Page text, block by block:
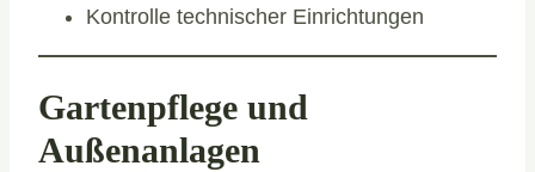
Kontrolle technischer Einrichtungen
Gartenpflege und
Außenanlagen